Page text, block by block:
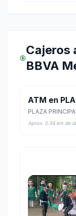
Cajeros
BBVA
ATM en
Aprox. 0.34 km de